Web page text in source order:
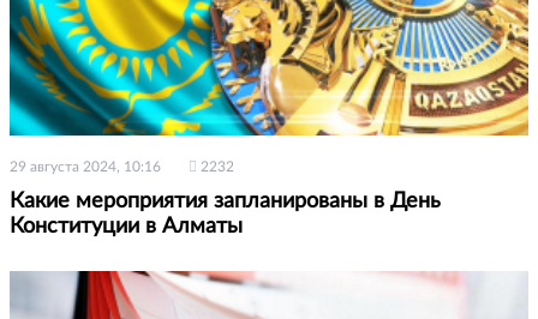
29 августа 2024, 10:16 2232
Какие мероприятия запланированы в День
Конституции в Алматы